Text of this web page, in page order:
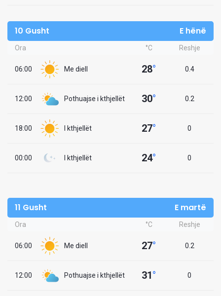
10 Gusht E hënë
Ora °C Reshje
06:00 Me diell 28° 0.4
12:00 Pothuajse i kthjellët 30° 0.2
18:00 I kthjellët 27° 0
00:00 I kthjellët 24° 0
11 Gusht E martë
Ora °C Reshje
06:00 Me diell 27° 0.2
12:00 Pothuajse i kthjellët 31° 0